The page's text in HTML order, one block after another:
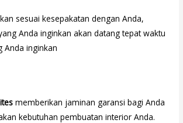
sesuai kesepakatan dengan Anda,
Anda inginkan akan datang tepat waktu
Anda inginkan
memberikan jaminan garansi bagi Anda
kebutuhan pembuatan interior Anda.